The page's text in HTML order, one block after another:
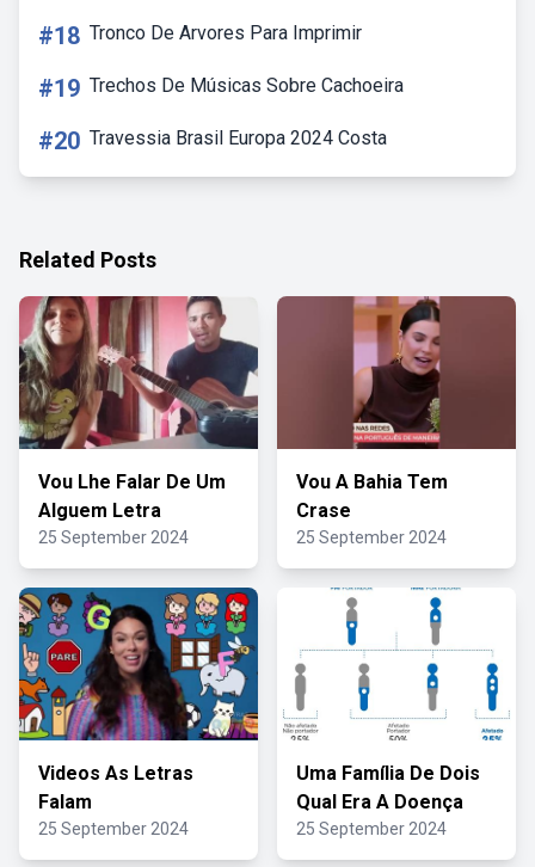
#18 Tronco De Arvores Para Imprimir
#19 Trechos De Músicas Sobre Cachoeira
#20 Travessia Brasil Europa 2024 Costa
Related Posts
Vou Lhe Falar De Um
Alguem Letra
25 September 2024
Vou A Bahia Tem
Crase
25 September 2024
Videos As Letras
Falam
25 September 2024
Uma Família De Dois
Qual Era A Doença
25 September 2024